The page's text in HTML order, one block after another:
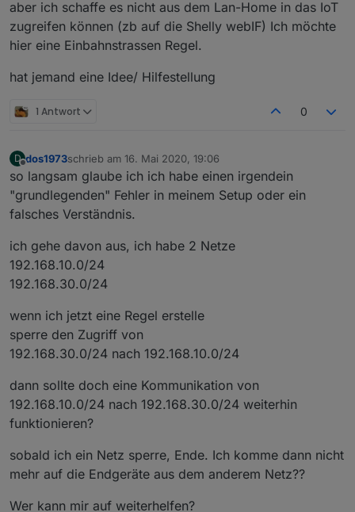
aber ich schaffe es nicht aus dem Lan-Home in das IoT
zugreifen können (zb auf die Shelly webIF) Ich möchte
hier eine Einbahnstrassen Regel.
hat jemand eine Idee/ Hilfestellung
1 Antwort 0
D
Offline
dos1973schrieb am 16. Mai 2020, 19:06
zuletzt editiert von
so langsam glaube ich ich habe einen irgendein
"grundlegenden" Fehler in meinem Setup oder ein
falsches Verständnis.
ich gehe davon aus, ich habe 2 Netze
192.168.10.0/24
192.168.30.0/24
wenn ich jetzt eine Regel erstelle
sperre den Zugriff von
192.168.30.0/24 nach 192.168.10.0/24
dann sollte doch eine Kommunikation von
192.168.10.0/24 nach 192.168.30.0/24 weiterhin
funktionieren?
sobald ich ein Netz sperre, Ende. Ich komme dann nicht
mehr auf die Endgeräte aus dem anderem Netz??
Wer kann mir auf weiterhelfen?